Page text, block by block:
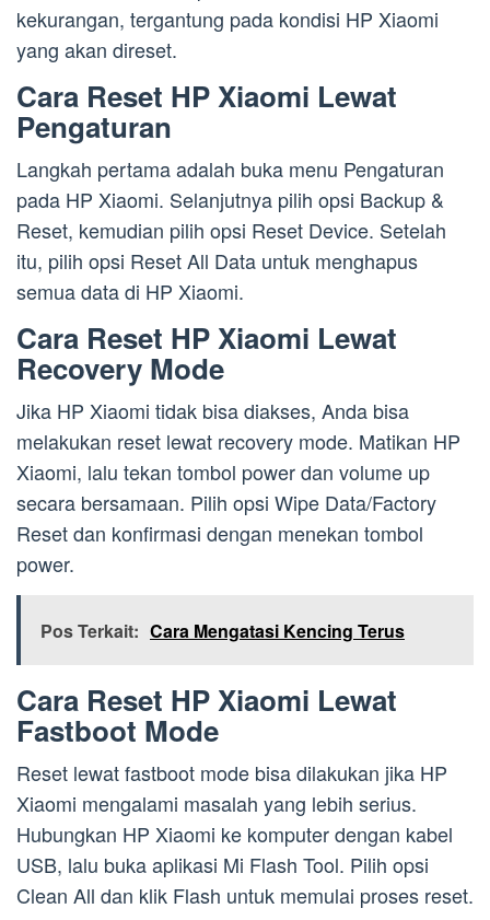
kekurangan, tergantung pada kondisi HP Xiaomi
yang akan direset.
Cara Reset HP Xiaomi Lewat
Pengaturan
Langkah pertama adalah buka menu Pengaturan
pada HP Xiaomi. Selanjutnya pilih opsi Backup &
Reset, kemudian pilih opsi Reset Device. Setelah
itu, pilih opsi Reset All Data untuk menghapus
semua data di HP Xiaomi.
Cara Reset HP Xiaomi Lewat
Recovery Mode
Jika HP Xiaomi tidak bisa diakses, Anda bisa
melakukan reset lewat recovery mode. Matikan HP
Xiaomi, lalu tekan tombol power dan volume up
secara bersamaan. Pilih opsi Wipe Data/Factory
Reset dan konfirmasi dengan menekan tombol
power.
Pos Terkait: Cara Mengatasi Kencing Terus
Cara Reset HP Xiaomi Lewat
Fastboot Mode
Reset lewat fastboot mode bisa dilakukan jika HP
Xiaomi mengalami masalah yang lebih serius.
Hubungkan HP Xiaomi ke komputer dengan kabel
USB, lalu buka aplikasi Mi Flash Tool. Pilih opsi
Clean All dan klik Flash untuk memulai proses reset.